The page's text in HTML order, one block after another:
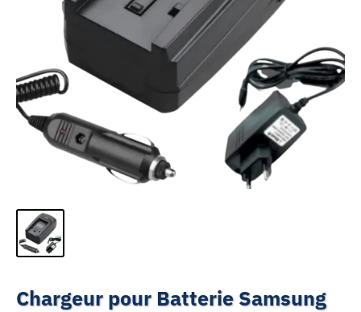
Chargeur pour Batterie Samsung